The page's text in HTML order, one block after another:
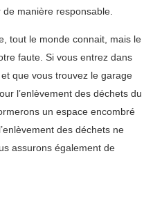
manière responsable.
tout le monde connait, mais le
faute. Si vous entrez dans
que vous trouvez le garage
l’enlèvement des déchets du
un espace encombré
des déchets ne
assurons également de